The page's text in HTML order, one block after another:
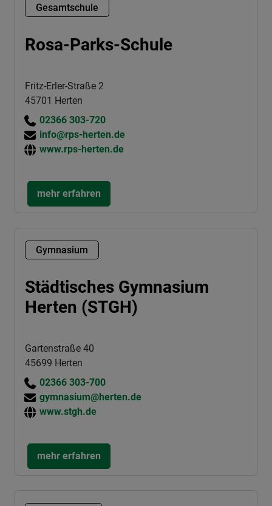
Gesamtschule
Rosa-Parks-Schule
Fritz-Erler-Straße 2
45701 Herten
02366 303-720
info@rps-herten.de
www.rps-herten.de
mehr erfahren
Gymnasium
Städtisches Gymnasium
Herten (STGH)
Gartenstraße 40
45699 Herten
02366 303-700
gymnasium@herten.de
www.stgh.de
mehr erfahren